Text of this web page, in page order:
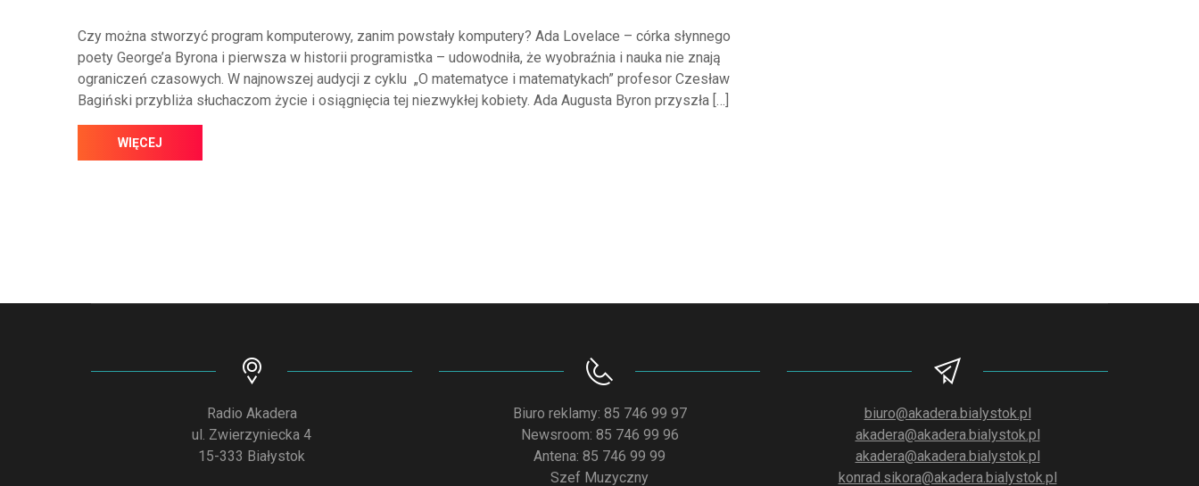
Czy można stworzyć program komputerowy, zanim powstały komputery? Ada Lovelace – córka słynnego
poety George’a Byrona i pierwsza w historii programistka – udowodniła, że wyobraźnia i nauka nie znają
ograniczeń czasowych. W najnowszej audycji z cyklu „O matematyce i matematykach” profesor Czesław
Bagiński przybliża słuchaczom życie i osiągnięcia tej niezwykłej kobiety. Ada Augusta Byron przyszła […]
WIĘCEJ
Radio Akadera
ul. Zwierzyniecka 4
15-333 Białystok
Biuro reklamy: 85 746 99 97
Newsroom: 85 746 99 96
Antena: 85 746 99 99
Szef Muzyczny
biuro@akadera.bialystok.pl
akadera@akadera.bialystok.pl
akadera@akadera.bialystok.pl
konrad.sikora@akadera.bialystok.pl